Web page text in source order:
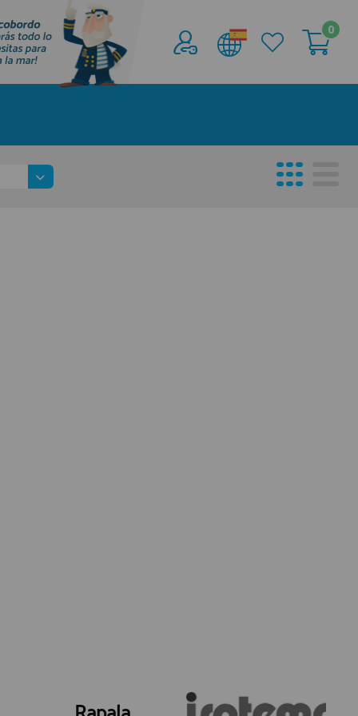
Acceder al
Área profesionales
Únete ya a los mas de de 500 Profesionales de
la Náutica
0